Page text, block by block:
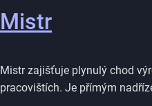
Mistr
Mistr zajišťuje plynulý chod
pracovištích. Je přímým